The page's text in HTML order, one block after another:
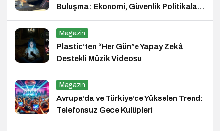
Buluşma: Ekonomi, Güvenlik Politikaları
ve Hukuk Konferansı
Magazin
Plastic’ten “Her Gün”e Yapay Zekâ
Destekli Müzik Videosu
Magazin
Avrupa’da ve Türkiye’de Yükselen Trend:
Telefonsuz Gece Kulüpleri